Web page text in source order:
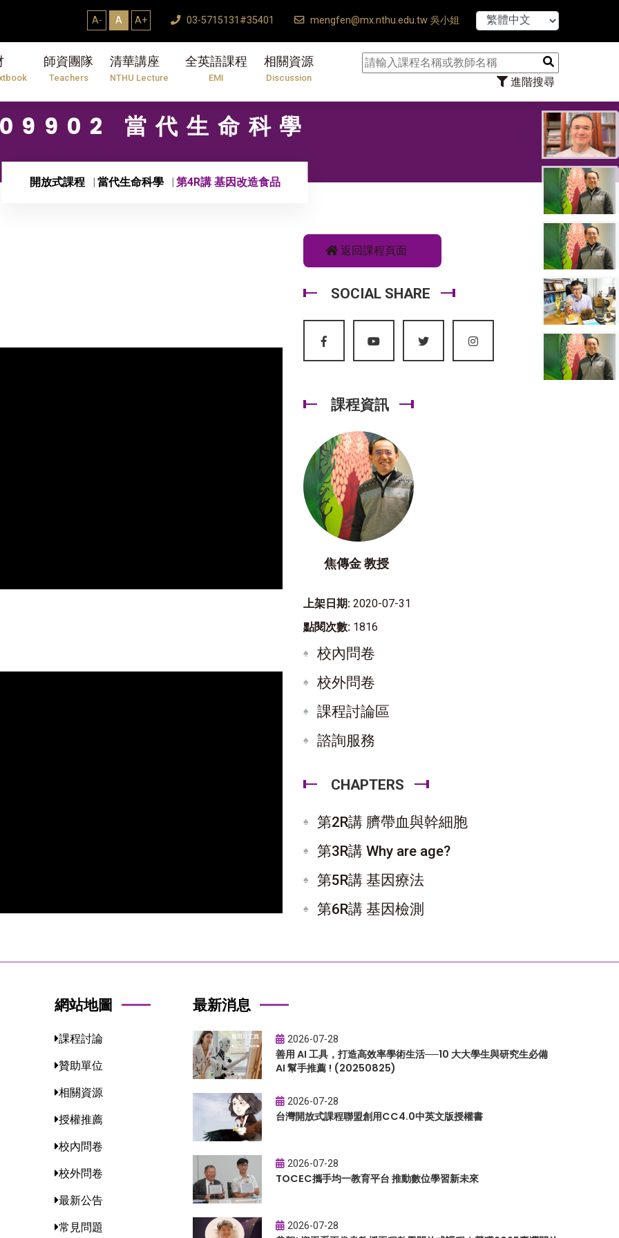
A- A A+ 03-5715131#35401 mengfen@mx.nthu.edu.tw 吳小姐
師資團隊
Teachers
清華講座
NTHU Lecture
全英語課程
EMI
相關資源
Discussion 進階搜尋
【7/31】
當代生命科學
開放式課程 當代生命科學 第4R講 基因改造食品
返回課程頁面
SOCIAL SHARE
課程資訊
焦傳金 教授
上架日期: 2020-07-31
點閱次數: 1816
校內問卷
校外問卷
課程討論區
諮詢服務
CHAPTERS
第2R講 臍帶血與幹細胞
第3R講 Why are age?
第5R講 基因療法
第6R講 基因檢測
網站地圖
課程討論
贊助單位
相關資源
授權推薦
校內問卷
校外問卷
最新公告
常見問題
最新消息
2026-07-28
善用 AI 工具，打造高效率學術生活──10 大大學生與研究生必備
AI 幫手推薦 ! (20250825)
2026-07-28
台灣開放式課程聯盟創用CC4.0中英文版授權書
2026-07-28
TOCEC攜手均一教育平台 推動數位學習新未來
2026-07-28